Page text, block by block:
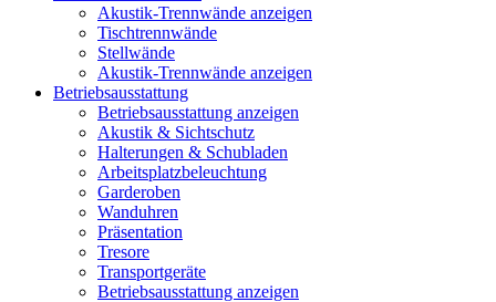
Akustik-Trennwände anzeigen
Tischtrennwände
Stellwände
Akustik-Trennwände anzeigen
Betriebsausstattung
Betriebsausstattung anzeigen
Akustik & Sichtschutz
Halterungen & Schubladen
Arbeitsplatzbeleuchtung
Garderoben
Wanduhren
Präsentation
Tresore
Transportgeräte
Betriebsausstattung anzeigen